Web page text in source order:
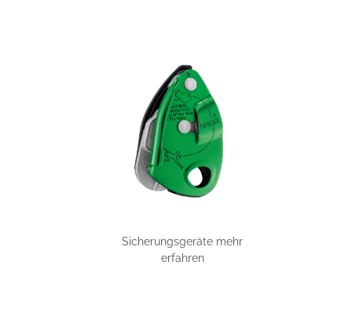
Sicherungsgeräte mehr
erfahren